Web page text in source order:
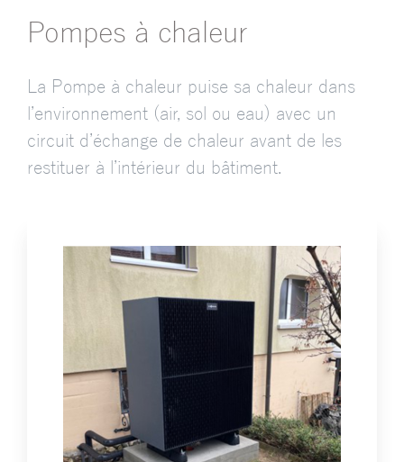
Pompes à chaleur
La Pompe à chaleur puise sa chaleur dans
l’environnement (air, sol ou eau) avec un
circuit d’échange de chaleur avant de les
restituer à l’intérieur du bâtiment.